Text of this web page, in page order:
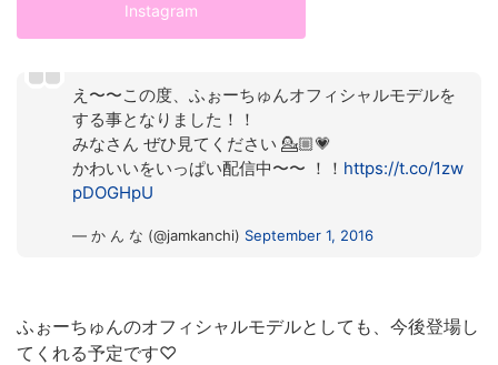
Instagram
え〜〜この度、ふぉーちゅんオフィシャルモデルを
する事となりました！！
みなさん ぜひ見てください 💁🏼💗
かわいいをいっぱい配信中〜〜 ！！ https://t.co/1zw
pDOGHpU
— か ん な (@jamkanchi) September 1, 2016
ふぉーちゅんのオフィシャルモデルとしても、今後登場し
てくれる予定です♡